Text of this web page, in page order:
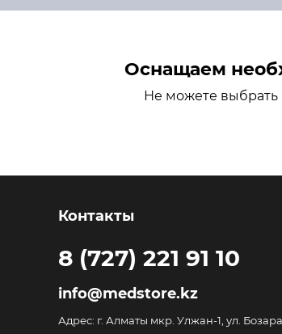
Оснащаем
Не можете выбрать
Контакты
8 (727) 221 91 10
info@medstore.kz
Адрес: г. Алматы мкр. Улжан-1, ул.